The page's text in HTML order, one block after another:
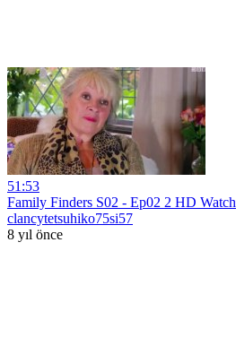
51:53
Family Finders S02 - Ep02 2 HD Watch
clancytetsuhiko75si57
8 yıl önce